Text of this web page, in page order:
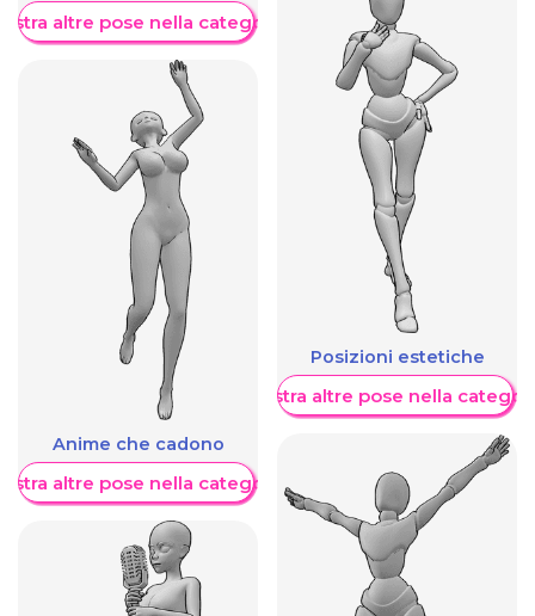
altre pose nella categoria
Anime che cadono
altre pose nella categoria
Posizioni estetiche
Mostra altre pose nella